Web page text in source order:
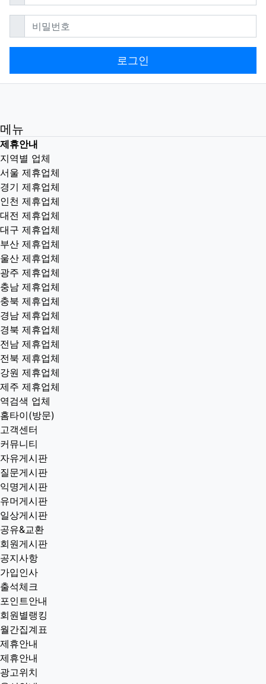
비밀번호필수
로그인
메뉴
제휴안내
지역별 업체
서울 제휴업체
경기 제휴업체
인천 제휴업체
대전 제휴업체
대구 제휴업체
부산 제휴업체
울산 제휴업체
광주 제휴업체
충남 제휴업체
충북 제휴업체
경남 제휴업체
경북 제휴업체
전남 제휴업체
전북 제휴업체
강원 제휴업체
제주 제휴업체
역검색 업체
홈타이(방문)
고객센터
커뮤니티
자유게시판
질문게시판
익명게시판
유머게시판
일상게시판
공유&교환
회원게시판
공지사항
가입인사
출석체크
포인트안내
회원별랭킹
월간집계표
제휴안내
제휴안내
광고위치